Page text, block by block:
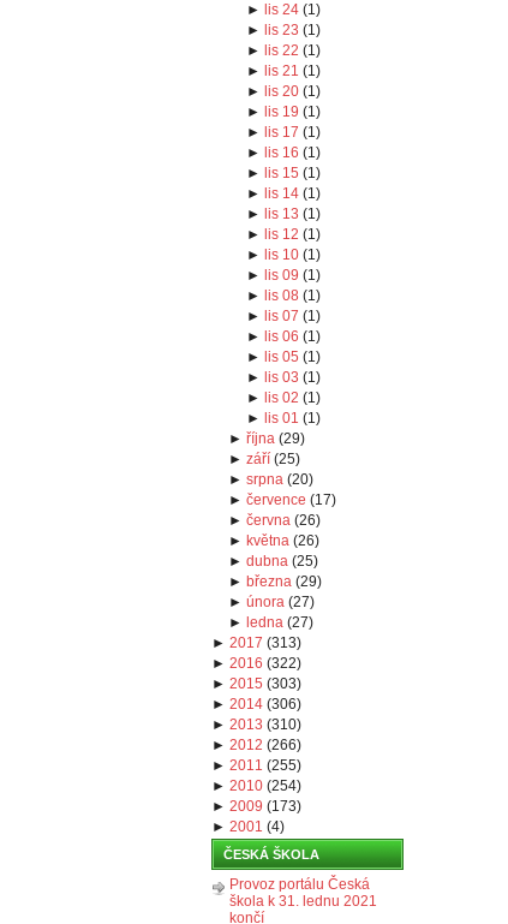
► lis 24(1)
► lis 23 (1)
► lis 22 (1)
► lis 21 (1)
► lis 20(1)
► lis 19 (1)
► lis 17 (1)
► lis 16 (1)
► lis 15 (1)
► lis 14(1)
► lis 13 (1)
► lis 12 (1)
► lis 10(1)
► lis 09 (1)
► lis 08 (1)
► lis 07 (1)
► lis 06 (1)
► lis 05 (1)
► lis 03 (1)
► lis 02 (1)
► lis 01 (1)
►října (29)
►září (25)
►srpna (20)
►července (17)
►června (26)
► května (26)
►dubna (25)
► března (29)
►února (27)
► ledna (27)
► 2017 (313)
► 2016 (322)
► 2015 (303)
► 2014 (306)
► 2013 (310)
► 2012 (266)
► 2011 (255)
► 2010 (254)
► 2009 (173)
► 2001 (4)
ČESKÁ ŠKOLA
Provoz portálu Česká
škola k 31. lednu 2021
končí